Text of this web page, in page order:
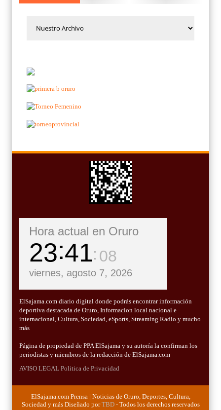
Hora actual en Oruro
23 41 08
viernes, agosto 7, 2026
ElSajama.com diario digital donde podrás encontrar información
deportiva destacada de Oruro, Informacion local nacional e
internacional, Cultura, Sociedad, eSports, Streaming Radio y mucho
más
Página de propiedad de PPA ElSajama y su autoría la confirman los
periodistas y miembros de la redacción de ElSajama.com
AVISO LEGAL Politica de Privacidad
ElSajama.com Prensa | Noticias de Oruro, Deportes, Cultura,
Sociedad y más Diseñado porTBD- Todos los derechos reservados